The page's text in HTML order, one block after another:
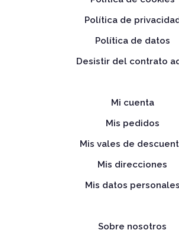
Política de
Política de datos
Desistir del contrato
Mi cuenta
Mis pedidos
Mis vales de
Mis direcciones
Mis datos personales
Sobre nosotros